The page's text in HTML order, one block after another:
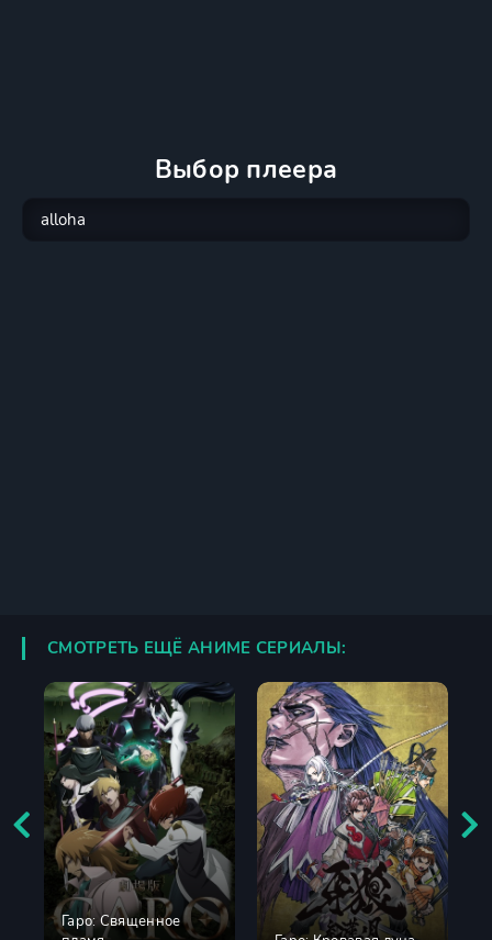
Выбор плеера
СМОТРЕТЬ ЕЩЁ АНИМЕ СЕРИАЛЫ:
Гаро: Священное